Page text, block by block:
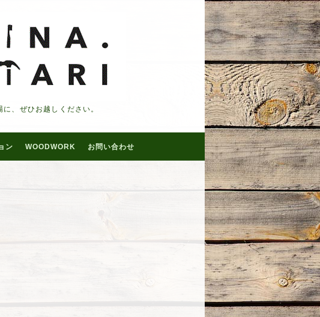
、ぜひお越しください。
ン WOODWORK お問い合わせ